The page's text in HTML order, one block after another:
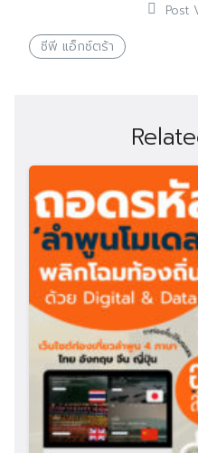
Post
ซีพี แอ็กซ์ตร้า